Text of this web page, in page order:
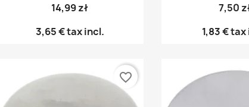
14,99 zł
3,65 €tax incl.
7,50
1,83 €tax
favorite_border